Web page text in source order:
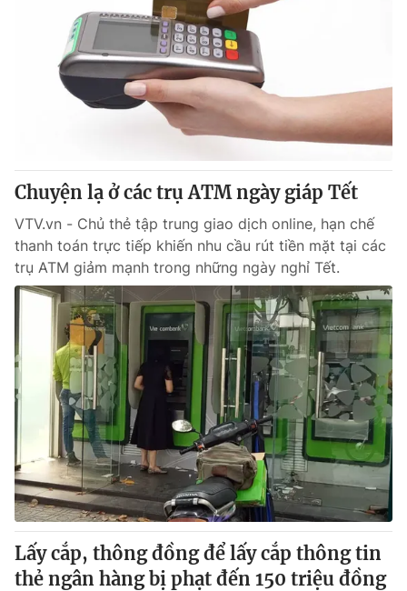
Chuyện lạ ở các trụ ATM ngày giáp Tết
VTV.vn - Chủ thẻ tập trung giao dịch online, hạn chế
thanh toán trực tiếp khiến nhu cầu rút tiền mặt tại các
trụ ATM giảm mạnh trong những ngày nghỉ Tết.
Lấy cắp, thông đồng để lấy cắp thông tin
thẻ ngân hàng bị phạt đến 150 triệu đồng